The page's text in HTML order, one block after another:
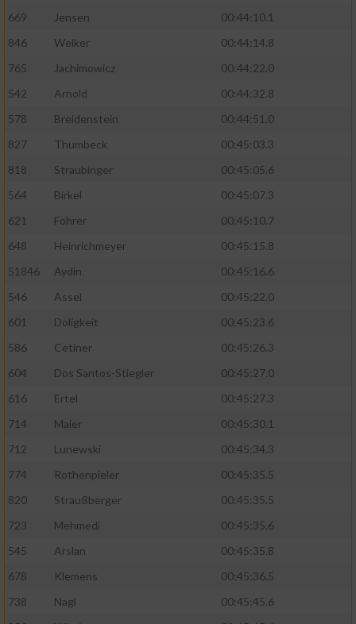
669
Jensen
00:44:10.1
846
Welker
00:44:14.8
765
Jachimowicz
00:44:22.0
542
Arnold
00:44:32.8
578
Breidenstein
00:44:51.0
827
Thumbeck
00:45:03.3
818
Straubinger
00:45:05.6
564
Birkel
00:45:07.3
621
Fohrer
00:45:10.7
648
Heinrichmeyer
00:45:15.8
51846
Aydin
00:45:16.6
546
Assel
00:45:22.0
601
Doligkeit
00:45:23.6
586
Cetiner
00:45:26.3
604
Dos Santos-Stiegler
00:45:27.0
616
Ertel
00:45:27.3
714
Maier
00:45:30.1
712
Lunewski
00:45:34.3
774
Rothenpieler
00:45:35.5
820
Straußberger
00:45:35.5
723
Mehmedi
00:45:35.6
545
Arslan
00:45:35.8
678
Klemens
00:45:36.5
738
Nagl
00:45:45.6